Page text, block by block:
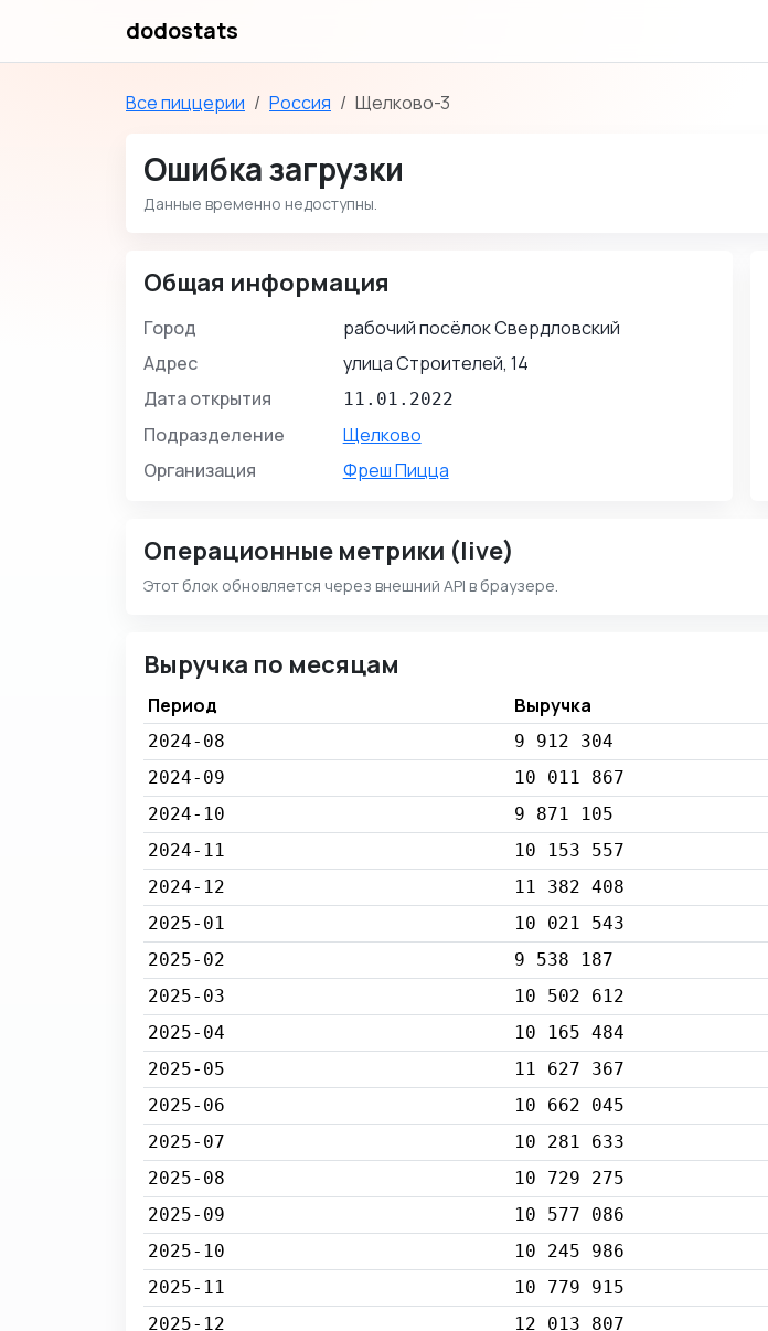
dodostats
Все пиццерии Россия Щелково-3
Ошибка загрузки
Данные временно недоступны.
Общая информация
Город
рабочий посёлок Свердловский
Адрес
улица Строителей, 14
Дата открытия
11.01.2022
Подразделение
Щелково
Организация
Фреш Пицца
Операционные метрики (live)
Этот блок обновляется через внешний API в браузере.
Выручка по месяцам
Период Выручка
2024-08 9 912 304
2024-09
10 011 867
2024-10
9 871 105
2024-11
10 153 557
2024-12
11 382 408
2025-01
10 021 543
2025-02
9 538 187
2025-03
10 502 612
2025-04
10 165 484
2025-05
11 627 367
2025-06
10 662 045
2025-07
10 281 633
2025-08
10 729 275
2025-09
10 577 086
2025-10
10 245 986
2025-11
10 779 915
2025-12
12 013 807